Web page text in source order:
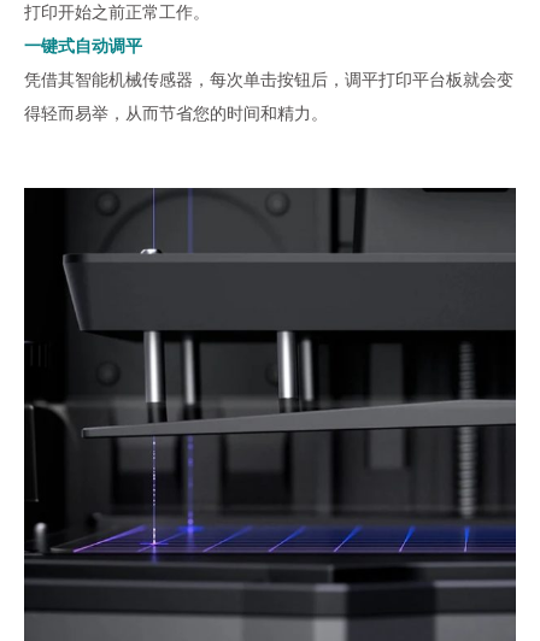
打印开始之前正常工作。
一键式自动调平
凭借其智能机械传感器，每次单击按钮后，调平打印平台板就会变
得轻而易举，从而节省您的时间和精力。